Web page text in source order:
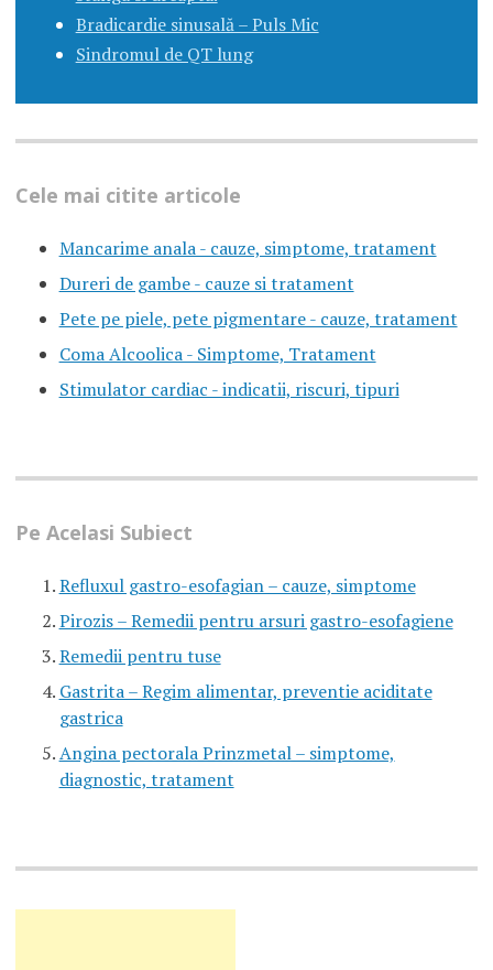
Bradicardie sinusală – Puls Mic
Sindromul de QT lung
Cele mai citite articole
Mancarime anala - cauze, simptome, tratament
Dureri de gambe - cauze si tratament
Pete pe piele, pete pigmentare - cauze, tratament
Coma Alcoolica - Simptome, Tratament
Stimulator cardiac - indicatii, riscuri, tipuri
Pe Acelasi Subiect
Refluxul gastro-esofagian – cauze, simptome
Pirozis – Remedii pentru arsuri gastro-esofagiene
Remedii pentru tuse
Gastrita – Regim alimentar, preventie aciditate
gastrica
Angina pectorala Prinzmetal – simptome,
diagnostic, tratament